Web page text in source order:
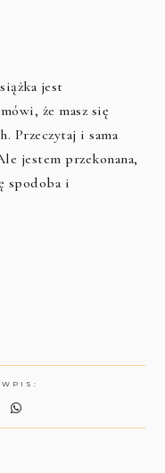
jest
że masz się
Przeczytaj i sama
jestem przekonana,
spodoba i